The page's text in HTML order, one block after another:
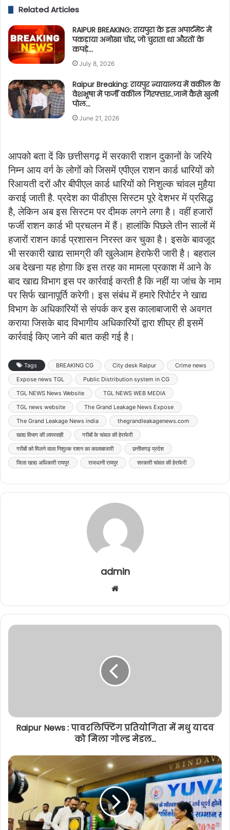
Related Articles
RAIPUR BREAKING: रायपुरा के इस अपार्टमेंट में
पकड़ाया अनोखा चोर, जो चुराता था औरतों के
कपड़े…
July 8, 2026
Raipur Breaking: रायपुर न्यायालय में वकील के
वेशभूषा में फर्जी वकील गिरफ्तार..जानें कैसे खुली
पोल…
June 21, 2026
आपको बता दें कि छत्तीसगढ़ में सरकारी राशन दुकानों के जरिये
निम्न आय वर्ग के लोगों को जिसमें एपीएल राशन कार्ड धारियों को
रिआयती दरों और बीपीएल कार्ड धारियों को निशुल्क चांवल मुहैया
कराई जाती है. प्रदेश का पीडीएस सिस्टम पूरे देशभर में प्रसिद्ध
है, लेकिन अब इस सिस्टम पर दीमक लगने लगा है। वहीं हजारों
फर्जी राशन कार्ड भी प्रचलन में हैं। हालांकि पिछले तीन सालों में
हजारों राशन कार्ड प्रशासन निरस्त कर चुका है। इसके बावजूद
भी सरकारी खाद्य सामग्री की खुलेआम हेराफेरी जारी है। बहराल
अब देखना यह होगा कि इस तरह का मामला प्रकाश में आने के
बाद खाद्य विभाग इस पर कार्रवाई करती है कि नहीं या जांच के नाम
पर सिर्फ खानापूर्ति करेगी। इस संबंध में हमारे रिपोर्टर ने खाद्य
विभाग के अधिकारियों से संपर्क कर इस कालाबाजारी से अवगत
कराया जिसके बाद विभागीय अधिकारियों द्वारा शीघ्र ही इसमें
कार्रवाई किए जाने की बात कही गई है।
Tags BREAKING CG City desk Raipur
Crime news
Expose news TGL
Public Distribution system in CG
TGL NEWS News Website
TGL NEWS WEB MEDIA
TGL news website
The Grand Leakage News Expose
The Grand Leakage News india
thegrandleakagenews.com
खाद्य विभाग की लापरवाही
गरीबों के चांवल की हेराफेरी
गरीबों को मिलने वाला निशुल्क राशन का कालाबाजारी
छत्तीसगढ़ प्रदेश
जिला खाद्य अधिकारी रायपुर
राजधानी रायपुर सरकारी चांवल की हेराफेरी
admin
Website
Raipur News : पावरलिफ्टिंग प्रतियोगिता में मधु यादव
को मिला गोल्ड मेडल...